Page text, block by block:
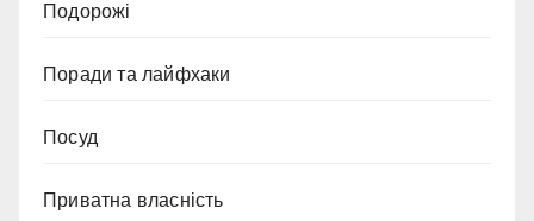
Подорожі
Поради та лайфхаки
Посуд
Приватна власність